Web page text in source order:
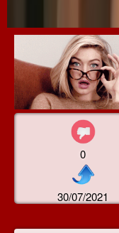
0
30/07/2021